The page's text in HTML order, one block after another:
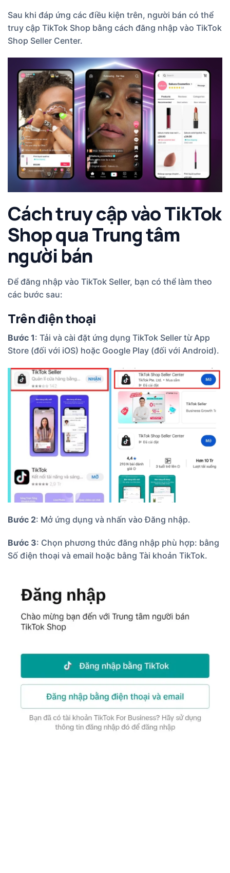
Sau khi đáp ứng các điều kiện trên, người bán có thể
truy cập TikTok Shop bằng cách đăng nhập vào TikTok
Shop Seller Center.
Cách truy cập vào TikTok
Shop qua Trung tâm
người bán
Để đăng nhập vào TikTok Seller, bạn có thể làm theo
các bước sau:
Trên điện thoại
Bước 1: Tải và cài đặt ứng dụng TikTok Seller từ App
Store (đối với iOS) hoặc Google Play (đối với Android).
Bước 2: Mở ứng dụng và nhấn vào Đăng nhập.
Bước 3: Chọn phương thức đăng nhập phù hợp: bằng
Số điện thoại và email hoặc bằng Tài khoản TikTok.